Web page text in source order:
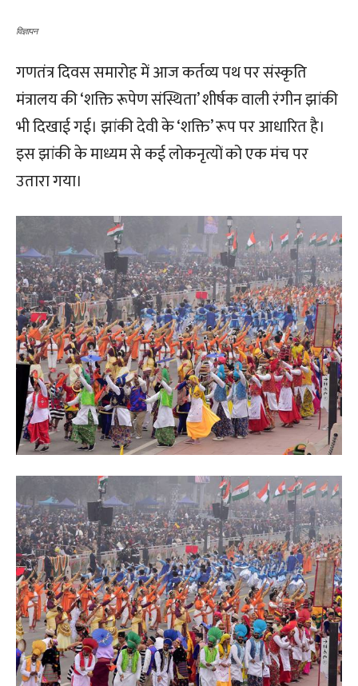
विज्ञापन
गणतंत्र दिवस समारोह में आज कर्तव्य पथ पर संस्कृति
मंत्रालय की ‘शक्ति रूपेण संस्थिता’ शीर्षक वाली रंगीन झांकी
भी दिखाई गई। झांकी देवी के ‘शक्ति’ रूप पर आधारित है।
इस झांकी के माध्यम से कई लोकनृत्यों को एक मंच पर
उतारा गया।